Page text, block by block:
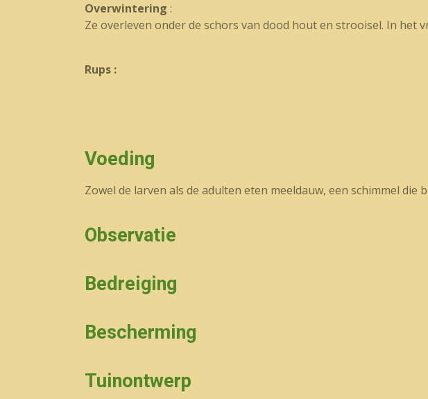
Overwintering :
Ze overleven onder de schors van dood hout en strooisel. In het
Rups :
Voeding
Zowel de larven als de adulten eten meeldauw, een schimmel die
Observatie
Bedreiging
Bescherming
Tuinontwerp